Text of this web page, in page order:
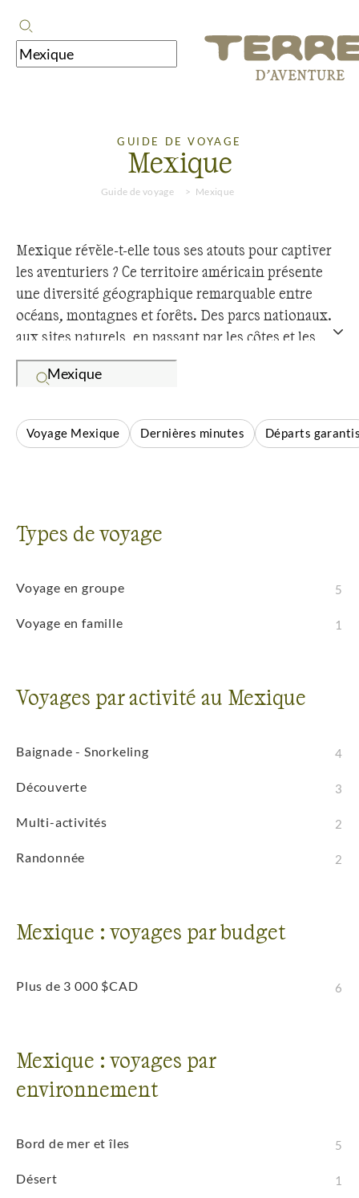
GUIDE DE VOYAGE
Mexique
Guide de voyage Mexique
Mexique révèle-t-elle tous ses atouts pour captiver
les aventuriers ? Ce territoire américain présente
une diversité géographique remarquable entre
océans, montagnes et forêts. Des parcs nationaux
aux sites naturels, en passant par les côtes et les
massifs montagneux, la région déploie des
environnements variés. Que vous pratiquiez la
nautiques ou l'exploration, cette destination vous
promet des aventures dans des décors grandioses.
Voyage Mexique Dernières minutes Départs
Types de voyage
Voyage en groupe 5
Voyage en famille 1
Voyages par activité au Mexique
Baignade - Snorkeling 4
Découverte 3
Multi-activités 2
Randonnée 2
Mexique : voyages par budget
Plus de 3 000 $CAD 6
Mexique : voyages par
environnement
Bord de mer et îles 5
Désert 1